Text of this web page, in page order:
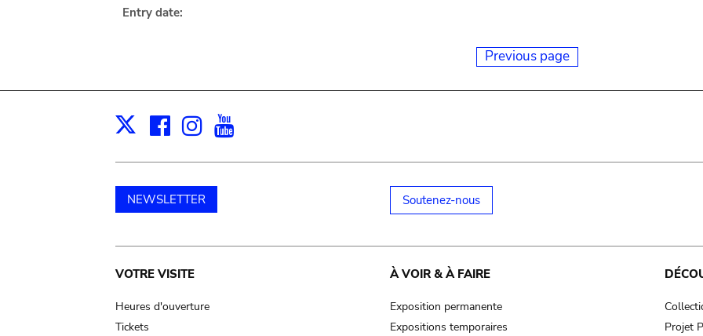
Entry date:
Previous page
X Facebook
Instagram
NEWSLETTER Soutenez-nous
Main
navigation
VOTRE VISITE
Heures d'ouverture
Tickets
À VOIR & À FAIRE
Exposition permanente
Expositions temporaires
Projet